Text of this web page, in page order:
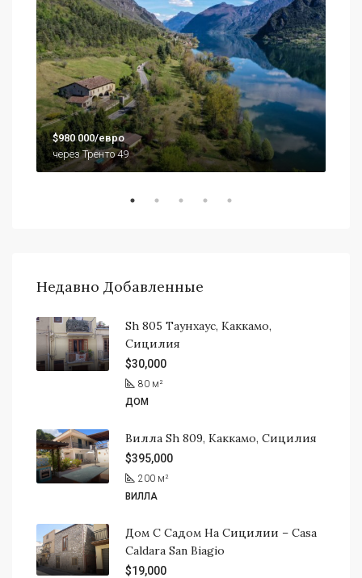
$980 000/евро
через Тренто 49
Недавно Добавленные
Sh 805 Таунхаус, Каккамо,
Сицилия
$30,000
80 м²
ДОМ
Вилла Sh 809, Каккамо, Сицилия
$395,000
200 м²
ВИЛЛА
Дом С Садом На Сицилии – Casa
Caldara San Biagio
$19,000